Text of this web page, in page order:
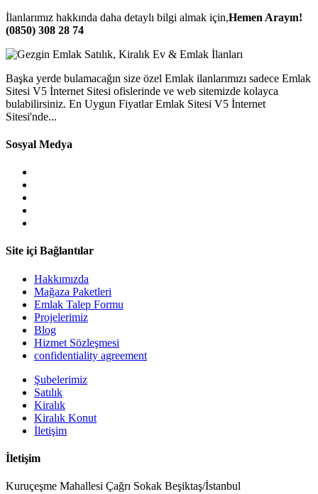
İlanlarımız hakkında daha detaylı bilgi almak için,Hemen Arayın!
(0850) 308 28 74
Başka yerde bulamacağın size özel Emlak ilanlarımızı sadece Emlak
Sitesi V5 İnternet Sitesi ofislerinde ve web sitemizde kolayca
bulabilirsiniz. En Uygun Fiyatlar Emlak Sitesi V5 İnternet
Sitesi'nde...
Sosyal Medya
Site içi Bağlantılar
Hakkımızda
Mağaza Paketleri
Emlak Talep Formu
Projelerimiz
Blog
Hizmet Sözleşmesi
confidentiality agreement
Şubelerimiz
Satılık
Kiralık
Kiralık Konut
İletişim
İletişim
Kuruçeşme Mahallesi Çağrı Sokak Beşiktaş/İstanbul